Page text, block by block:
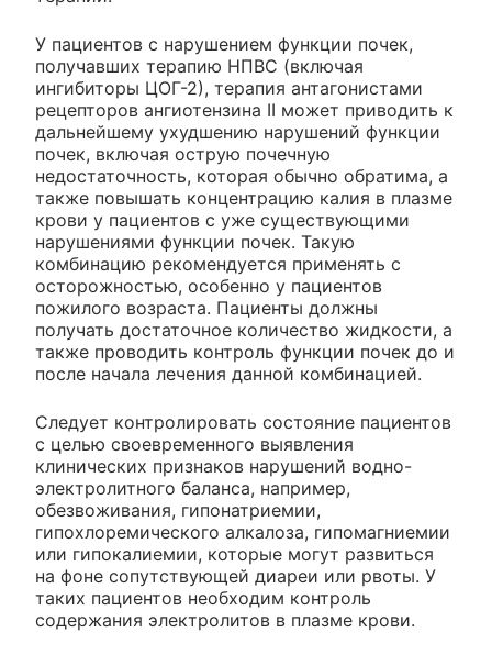
У пациентов с нарушением функции почек,
получавших терапию НПВС (включая
ингибиторы ЦОГ-2), терапия антагонистами
рецепторов ангиотензина II может приводить к
дальнейшему ухудшению нарушений функции
почек, включая острую почечную
недостаточность, которая обычно обратима, а
также повышать концентрацию калия в плазме
крови у пациентов с уже существующими
нарушениями функции почек. Такую
комбинацию рекомендуется применять с
осторожностью, особенно у пациентов
пожилого возраста. Пациенты должны
получать достаточное количество жидкости, а
также проводить контроль функции почек до и
после начала лечения данной комбинацией.
Следует контролировать состояние пациентов
с целью своевременного выявления
клинических признаков нарушений водно-
электролитного баланса, например,
обезвоживания, гипонатриемии,
гипохлоремического алкалоза, гипомагниемии
или гипокалиемии, которые могут развиться
на фоне сопутствующей диареи или рвоты. У
таких пациентов необходим контроль
содержания электролитов в плазме крови.